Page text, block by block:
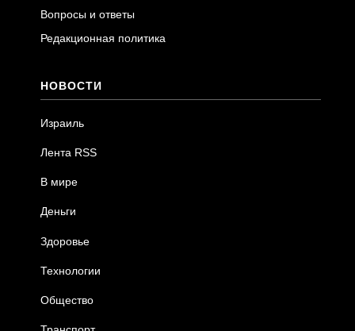
Вопросы и ответы
Редакционная политика
НОВОСТИ
Израиль
Лента RSS
В мире
Деньги
Здоровье
Технологии
Общество